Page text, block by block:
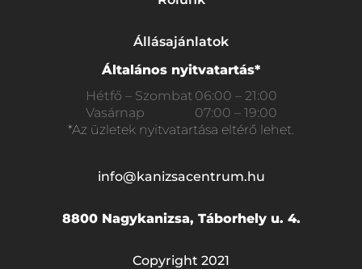
Állásajánlatok
Általános nyitvatartás*
Hétfő – Szombat 06:00 – 21:00
Vasárnap
07:00 – 19:00
*Az üzletek nyitvatartása eltérő lehet.
info@kanizsacentrum.hu
8800 Nagykanizsa, Táborhely u. 4.
Copyright 2021